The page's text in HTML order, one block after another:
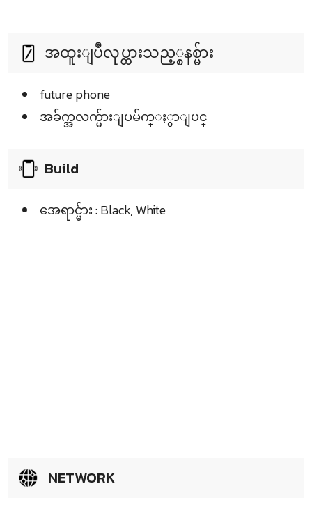
အထူးျပဳလုပ္ထားသည့္စနစ္မ်ား
future phone
အခ်က္အလက္မ်ားျပမ်က္ႏွာျပင္
Build
အေရာင္မ်ား : Black, White
NETWORK